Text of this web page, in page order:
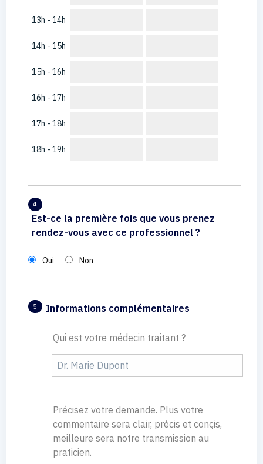
13h - 14h
14h - 15h
15h - 16h
16h - 17h
17h - 18h
18h - 19h
4
Est-ce la première fois que vous prenez
rendez-vous avec ce professionnel ?
Oui Non
5 Informations complémentaires
Qui est votre médecin traitant ?
Précisez votre demande. Plus votre
commentaire sera clair, précis et conçis,
meilleure sera notre transmission au
praticien.